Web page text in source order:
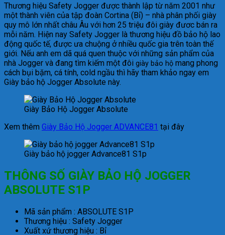
Thương hiệu Safety Jogger được thành lập từ năm 2001 như
một thành viên của tập đoàn Cortina (Bỉ) – nhà phân phối giày
quy mô lớn nhất châu Âu với hơn 25 triệu đôi giày đươc bán ra
mỗi năm. Hiện nay Safety Jogger là thương hiệu đồ bảo hộ lao
động quốc tế, được ưa chuộng ở nhiều quốc gia trên toàn thế
giới. Nếu anh em dã quá quen thuộc với những sản phẩm của
nhà Jogger và đang tìm kiếm một đôi giày bảo hộ mang phong
cách bụi bặm, cá tính, cold ngầu thì hãy tham khảo ngay em
Giày bảo hộ Jogger Absolute này.
Giày Bảo Hộ Jogger Absolute
Xem thêm Giày Bảo Hộ Jogger ADVANCE81 tại đây
Giày bảo hộ jogger Advance81 S1p
THÔNG SỐ GIÀY BẢO HỘ JOGGER
ABSOLUTE S1P
Mã sản phẩm : ABSOLUTE S1P
Thương hiệu : Safety Jogger
Xuất xứ thương hiệu : Bỉ